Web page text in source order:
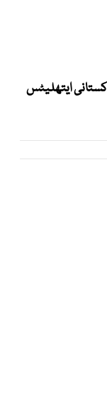
گیمز میں شریک وفد سے 2 پاکستانی ایتھلیٹس